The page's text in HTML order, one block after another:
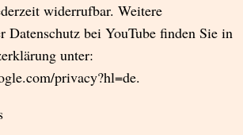
widerrufbar. Weitere
Datenschutz bei YouTube finden Sie in
unter:
privacy?hl=de.